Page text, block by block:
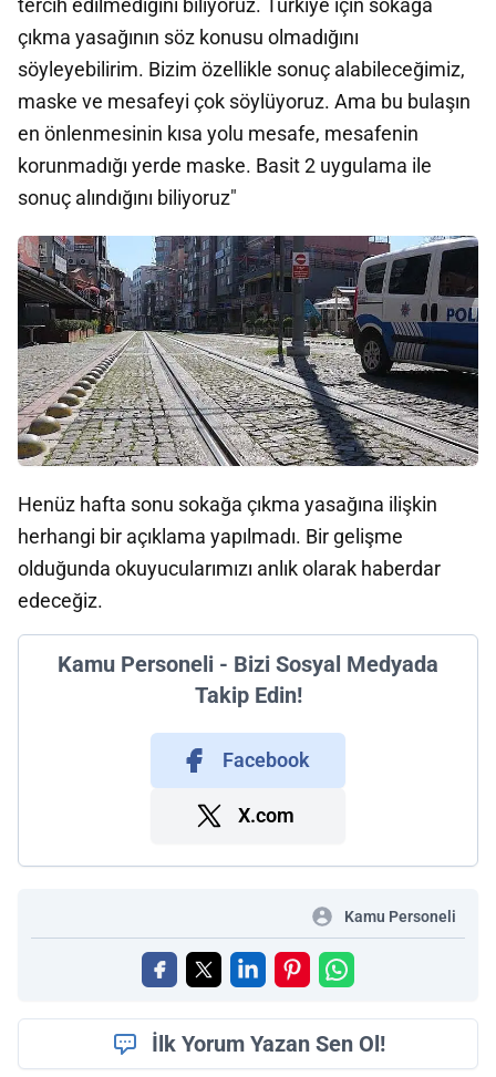
çıkma yasağının söz konusu olmadığını
söyleyebilirim. Bizim özellikle sonuç alabileceğimiz,
maske ve mesafeyi çok söylüyoruz. Ama bu bulaşın
en önlenmesinin kısa yolu mesafe, mesafenin
korunmadığı yerde maske. Basit 2 uygulama ile
sonuç alındığını biliyoruz"
Henüz hafta sonu sokağa çıkma yasağına ilişkin
herhangi bir açıklama yapılmadı. Bir gelişme
olduğunda okuyucularımızı anlık olarak haberdar
edeceğiz.
Kamu Personeli - Bizi Sosyal Medyada
Takip Edin!
Facebook
X.com
Kamu Personeli
İlk Yorum Yazan Sen Ol!